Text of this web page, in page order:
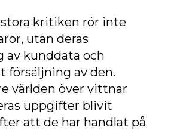
kritiken rör inte
utan deras
av kunddata och
försäljning av den.
världen över vittnar
uppgifter blivit
att de har handlat på